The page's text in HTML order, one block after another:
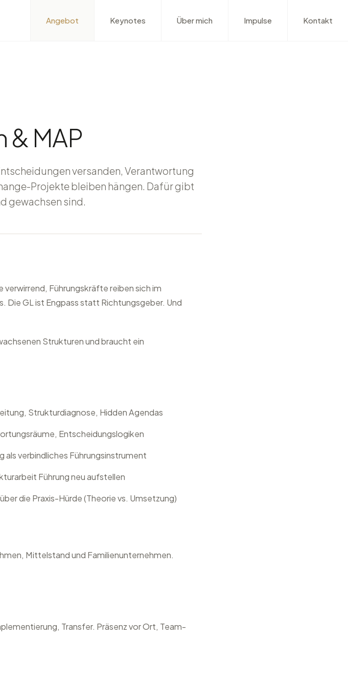
Angebot Keynotes Über mich Impulse Kontakt
MAP
versanden, Verantwortung
Projekte bleiben hängen. Dafür gibt
gewachsen sind.
verwirrend, Führungskräfte reiben sich im
Die GL ist Engpass statt Richtungsgeber. Und
Strukturen und braucht ein
Strukturdiagnose, Hidden Agendas
Entscheidungslogiken
verbindliches Führungsinstrument
Führung neu aufstellen
die Praxis-Hürde (Theorie vs. Umsetzung)
Mittelstand und Familienunternehmen.
Transfer. Präsenz vor Ort, Team-